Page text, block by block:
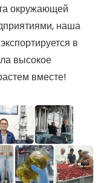
окружающей
наша
в
высокое
вместе!